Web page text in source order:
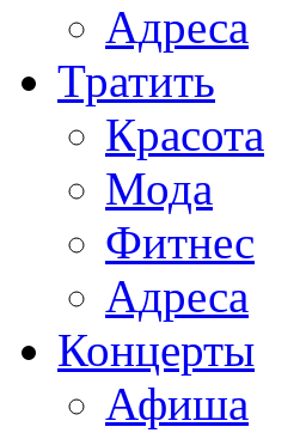
Адреса
Тратить
Красота
Мода
Фитнес
Адреса
Концерты
Афиша